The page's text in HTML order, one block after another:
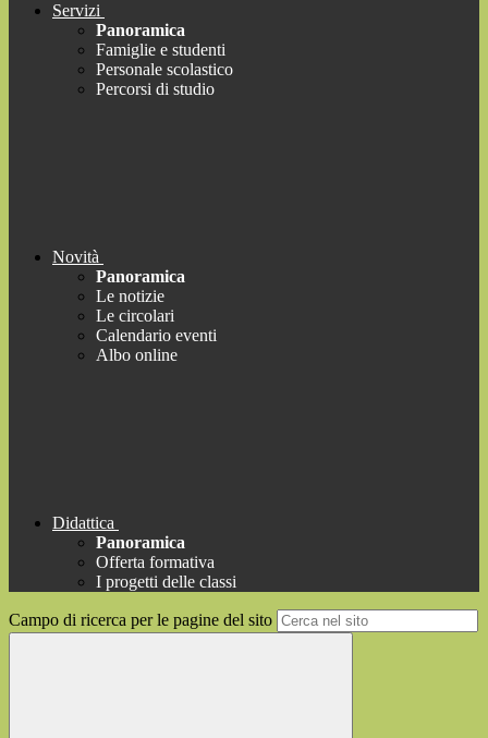
Servizi
Panoramica
Famiglie e studenti
Personale scolastico
Percorsi di studio
Novità
Panoramica
Le notizie
Le circolari
Calendario eventi
Albo online
Didattica
Panoramica
Offerta formativa
I progetti delle classi
Campo di ricerca per le pagine del sito